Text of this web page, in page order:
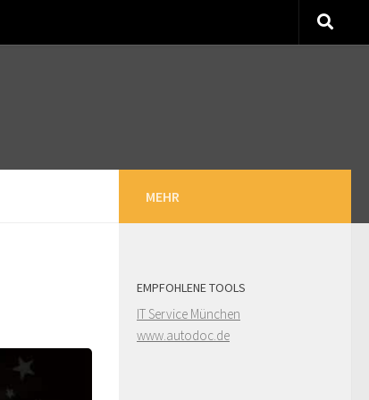
MEHR
EMPFOHLENE TOOLS
IT Service München
www.autodoc.de